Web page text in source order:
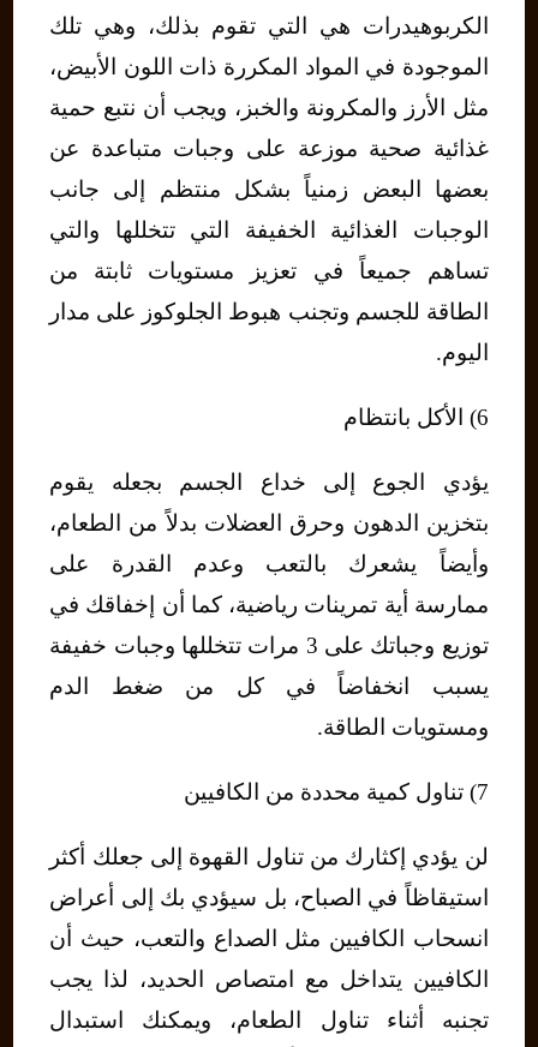
الكربوهيدرات هي التي تقوم بذلك، وهي تلك
الموجودة في المواد المكررة ذات اللون الأبيض،
مثل الأرز والمكرونة والخبز، ويجب أن نتبع حمية
غذائية صحية موزعة على وجبات متباعدة عن
بعضها البعض زمنياً بشكل منتظم إلى جانب
الوجبات الغذائية الخفيفة التي تتخللها والتي
تساهم جميعاً في تعزيز مستويات ثابتة من
الطاقة للجسم وتجنب هبوط الجلوكوز على مدار
اليوم.
6) الأكل بانتظام
يؤدي الجوع إلى خداع الجسم بجعله يقوم
بتخزين الدهون وحرق العضلات بدلاً من الطعام،
وأيضاً يشعرك بالتعب وعدم القدرة على
ممارسة أية تمرينات رياضية، كما أن إخفاقك في
توزيع وجباتك على 3 مرات تتخللها وجبات خفيفة
يسبب انخفاضاً في كل من ضغط الدم
ومستويات الطاقة.
7) تناول كمية محددة من الكافيين
لن يؤدي إكثارك من تناول القهوة إلى جعلك أكثر
استيقاظاً في الصباح، بل سيؤدي بك إلى أعراض
انسحاب الكافيين مثل الصداع والتعب، حيث أن
الكافيين يتداخل مع امتصاص الحديد، لذا يجب
تجنبه أثناء تناول الطعام، ويمكنك استبدال